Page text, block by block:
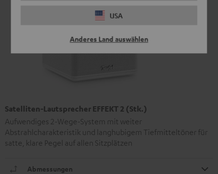
USA
Anderes Land auswählen
Satelliten-Lautsprecher EFFEKT 2 (Stk.)
Aufwendiges 2-Wege-System mit weiter
Abstrahlcharakteristik und langhubigem Tiefmitteltöner für
satte, klare Pegel auf allen Sitzplätzen
Abmessungen